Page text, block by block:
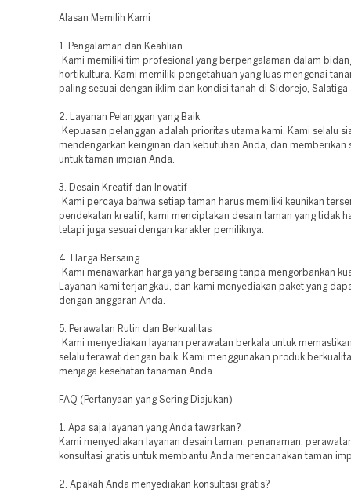
Alasan Memilih Kami
1. Pengalaman dan Keahlian
Kami memiliki tim profesional yang berpengalaman dalam
hortikultura. Kami memiliki pengetahuan yang luas mengenai
paling sesuai dengan iklim dan kondisi tanah di Sidorejo, Salatiga
2. Layanan Pelanggan yang Baik
Kepuasan pelanggan adalah prioritas utama kami. Kami selalu
mendengarkan keinginan dan kebutuhan Anda, dan memberikan
untuk taman impian Anda.
3. Desain Kreatif dan Inovatif
Kami percaya bahwa setiap taman harus memiliki keunikan
pendekatan kreatif, kami menciptakan desain taman yang tidak
tetapi juga sesuai dengan karakter pemiliknya.
4. Harga Bersaing
Kami menawarkan harga yang bersaing tanpa mengorbankan
Layanan kami terjangkau, dan kami menyediakan paket yang
dengan anggaran Anda.
5. Perawatan Rutin dan Berkualitas
Kami menyediakan layanan perawatan berkala untuk
selalu terawat dengan baik. Kami menggunakan produk
menjaga kesehatan tanaman Anda.
FAQ (Pertanyaan yang Sering Diajukan)
1. Apa saja layanan yang Anda tawarkan?
Kami menyediakan layanan desain taman, penanaman,
konsultasi gratis untuk membantu Anda merencanakan taman
2. Apakah Anda menyediakan konsultasi gratis?